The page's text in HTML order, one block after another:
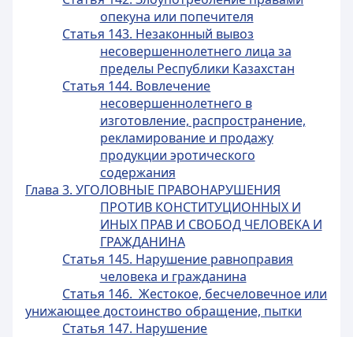
опекуна или попечителя
Статья 143. Незаконный вывоз
несовершеннолетнего лица за
пределы Республики Казахстан
Статья 144. Вовлечение
несовершеннолетнего в
изготовление, распространение,
рекламирование и продажу
продукции эротического
содержания
Глава 3. УГОЛОВНЫЕ ПРАВОНАРУШЕНИЯ
ПРОТИВ КОНСТИТУЦИОННЫХ И
ИНЫХ ПРАВ И СВОБОД ЧЕЛОВЕКА И
ГРАЖДАНИНА
Статья 145. Нарушение равноправия
человека и гражданина
Статья 146. Жестокое, бесчеловечное или
унижающее достоинство обращение, пытки
Статья 147. Нарушение